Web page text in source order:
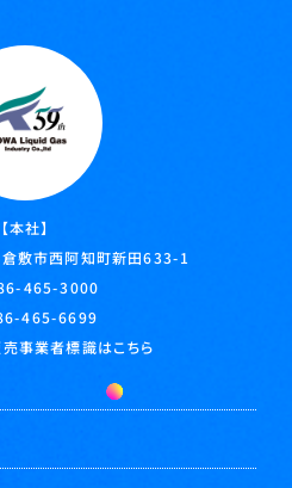
【本社】
敷市西阿知町新田633-1
465-3000
465-6699
事業者標識はこちら